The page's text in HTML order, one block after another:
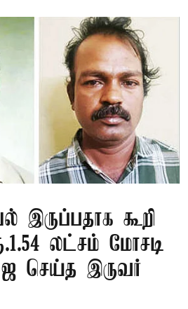
இருப்பதாக கூறி
லட்சம் மோசடி
செய்த இருவர்